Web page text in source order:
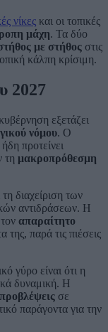
νίκες και οι τοπικές
μάχη. Τα δύο
με στήθος στις
κάλπη κρίσιμη.
2027
εξετάζει
νόμου. Ο
ήδη προτείνει
τη μακροπρόθεσμη
διαχείριση των
αντιδράσεων. Η
απαραίτητο
της, παρά τις πιέσεις
γύρο είναι ότι η
δυναμική. Η
σε
παράγοντα για την